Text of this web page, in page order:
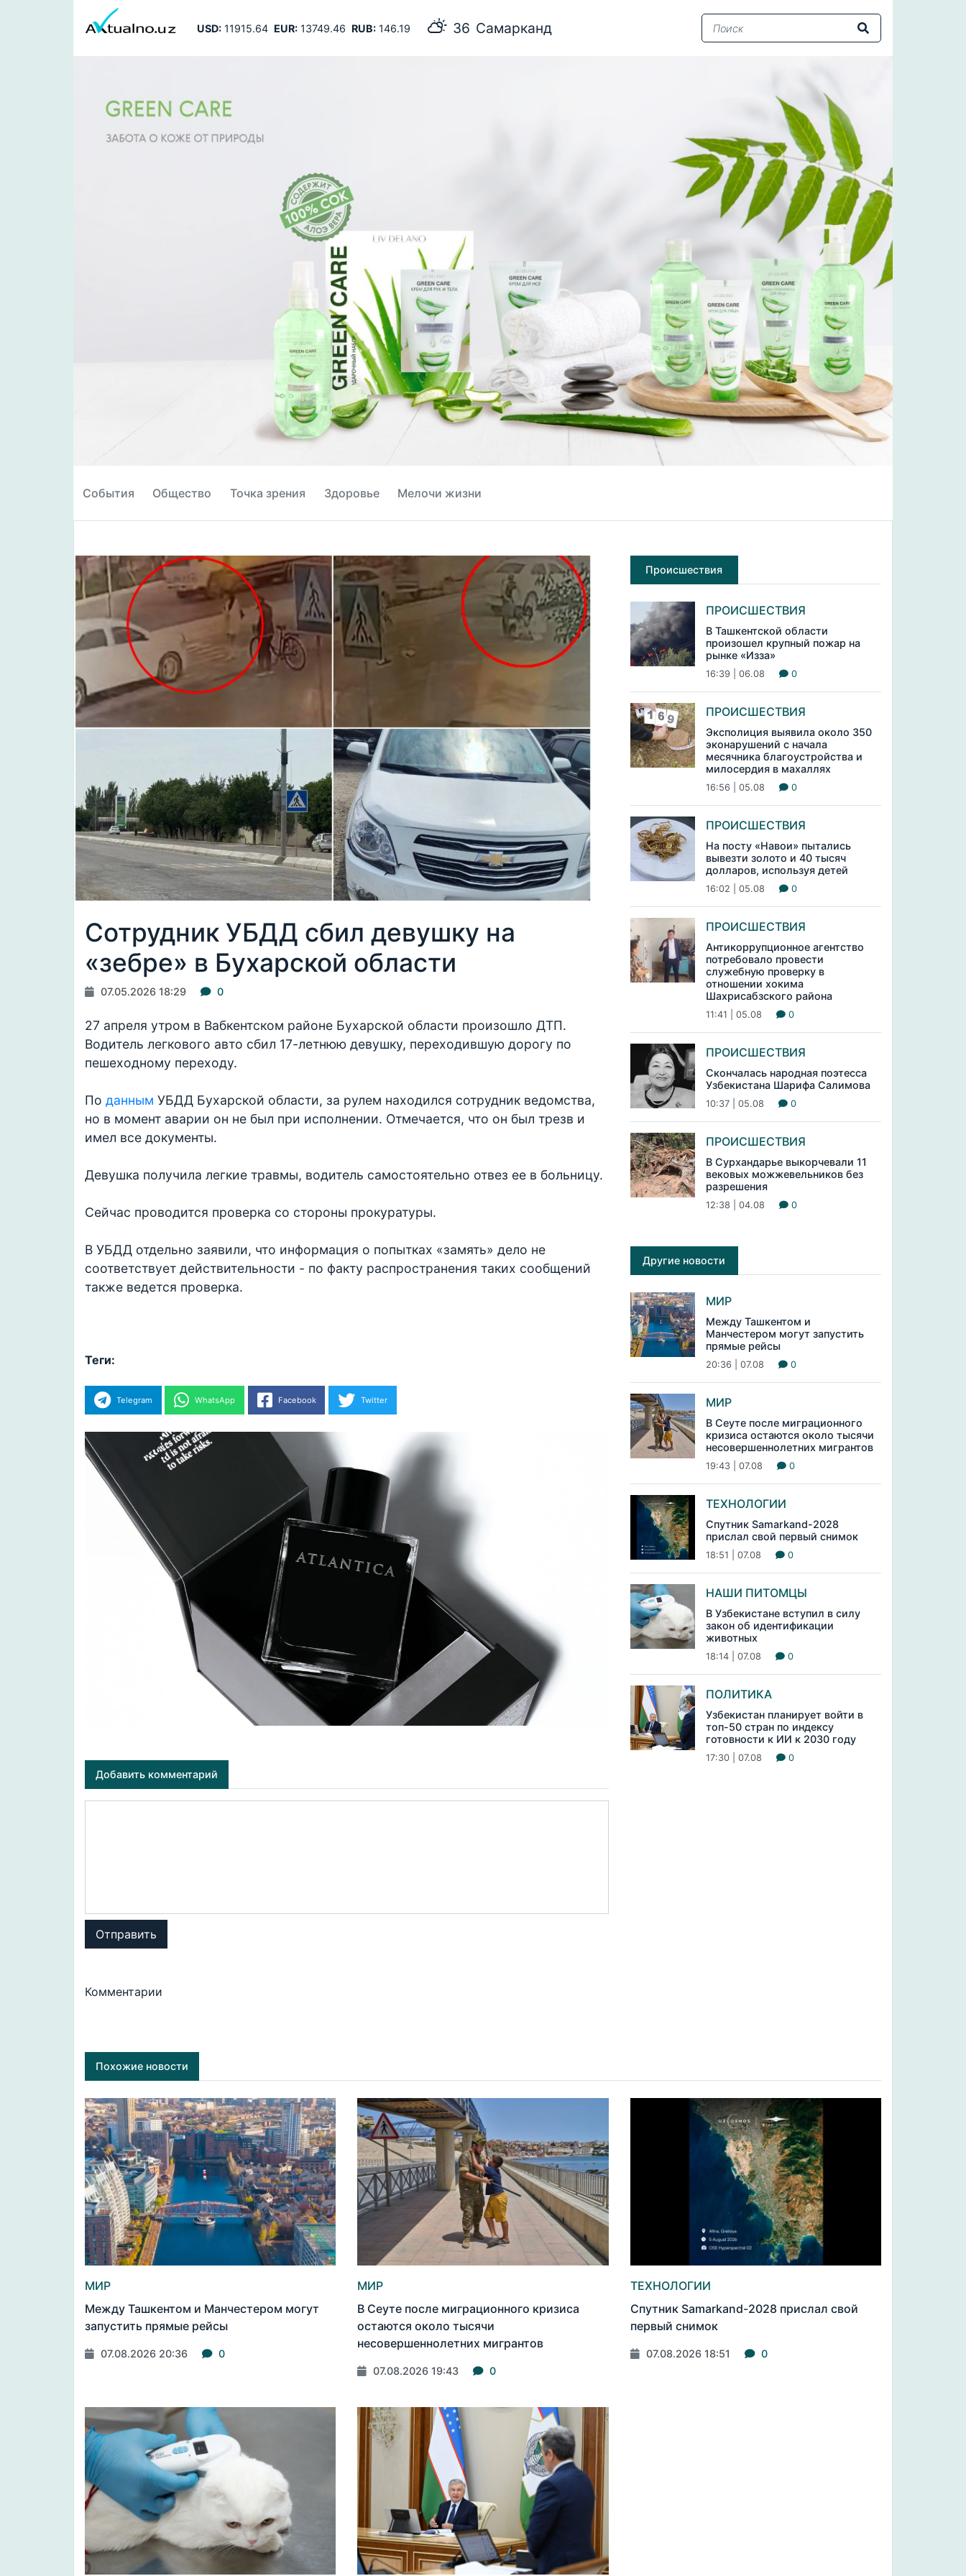
USD:11915.64 EUR:13749.46 RUB:146.19 36 Самарканд
События Общество Точка зрения Здоровье Мелочи жизни
Сотрудник УБДД сбил девушку на
«зебре» в Бухарской области
07.05.2026 18:29 0
27 апреля утром в Вабкентском районе Бухарской области произошло ДТП.
Водитель легкового авто сбил 17-летнюю девушку, переходившую дорогу по
пешеходному переходу.
По данным УБДД Бухарской области, за рулем находился сотрудник ведомства,
но в момент аварии он не был при исполнении. Отмечается, что он был трезв и
имел все документы.
Девушка получила легкие травмы, водитель самостоятельно отвез ее в больницу.
Сейчас проводится проверка со стороны прокуратуры.
В УБДД отдельно заявили, что информация о попытках «замять» дело не
соответствует действительности - по факту распространения таких сообщений
также ведется проверка.
Теги:
Telegram WhatsApp Facebook Twitter
Добавить комментарий
Отправить
Комментарии
Происшествия
ПРОИСШЕСТВИЯ
В Ташкентской области
произошел крупный пожар на
рынке «Изза»
16:39 | 06.08 0
ПРОИСШЕСТВИЯ
Эксполиция выявила около 350
эконарушений с начала
месячника благоустройства и
милосердия в махаллях
16:56 | 05.08 0
ПРОИСШЕСТВИЯ
На посту «Навои» пытались
вывезти золото и 40 тысяч
долларов, используя детей
16:02 | 05.08 0
ПРОИСШЕСТВИЯ
Антикоррупционное агентство
потребовало провести
служебную проверку в
отношении хокима
Шахрисабзского района
11:41 | 05.08 0
ПРОИСШЕСТВИЯ
Скончалась народная поэтесса
Узбекистана Шарифа Салимова
10:37 | 05.08 0
ПРОИСШЕСТВИЯ
В Сурхандарье выкорчевали 11
вековых можжевельников без
разрешения
12:38 | 04.08 0
Другие новости
МИР
Между Ташкентом и
Манчестером могут запустить
прямые рейсы
20:36 | 07.08 0
МИР
В Сеуте после миграционного
кризиса остаются около тысячи
несовершеннолетних мигрантов
19:43 | 07.08 0
ТЕХНОЛОГИИ
Спутник Samarkand-2028
прислал свой первый снимок
18:51 | 07.08 0
НАШИ ПИТОМЦЫ
В Узбекистане вступил в силу
закон об идентификации
животных
18:14 | 07.08 0
ПОЛИТИКА
Узбекистан планирует войти в
топ-50 стран по индексу
готовности к ИИ к 2030 году
17:30 | 07.08 0
Похожие новости
МИР
Между Ташкентом и Манчестером могут
запустить прямые рейсы
07.08.2026 20:36 0
МИР
В Сеуте после миграционного кризиса
остаются около тысячи
несовершеннолетних мигрантов
07.08.2026 19:43 0
ТЕХНОЛОГИИ
Спутник Samarkand-2028 прислал свой
первый снимок
07.08.2026 18:51 0